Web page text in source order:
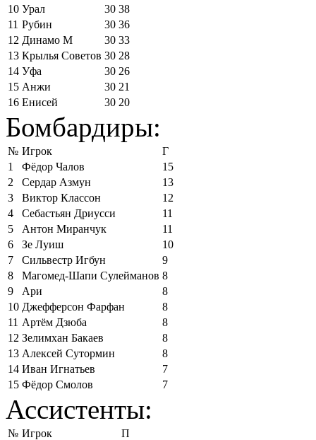
10 Урал 30 38
11 Рубин 30 36
12 Динамо М 30 33
13 Крылья Советов 30 28
14 Уфа 30 26
15 Анжи 30 21
16 Енисей 30 20
Бомбардиры:
№ Игрок
Г
1
Фёдор Чалов
15
2
Сердар Азмун
13
3
Виктор Классон
12
4
Себастьян Дриусси
11
5
Антон Миранчук
11
6
Зе Луиш
10
7
Сильвестр Игбун
9
8
Магомед-Шапи Сулейманов 8
9
Ари
8
10 Джефферсон Фарфан
8
11 Артём Дзюба
8
12 Зелимхан Бакаев
8
13 Алексей Сутормин
8
14 Иван Игнатьев
7
15 Фёдор Смолов 7
Ассистенты:
№ Игрок
П